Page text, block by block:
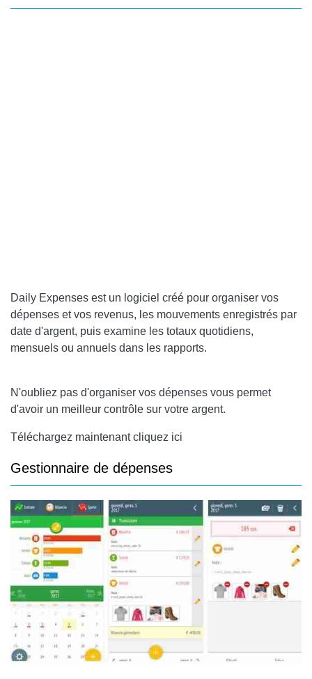
Daily Expenses est un logiciel créé pour organiser vos
dépenses et vos revenus, les mouvements enregistrés par
date d'argent, puis examine les totaux quotidiens,
mensuels ou annuels dans les rapports.
N'oubliez pas d'organiser vos dépenses vous permet
d'avoir un meilleur contrôle sur votre argent.
Téléchargez maintenant cliquez ici
Gestionnaire de dépenses